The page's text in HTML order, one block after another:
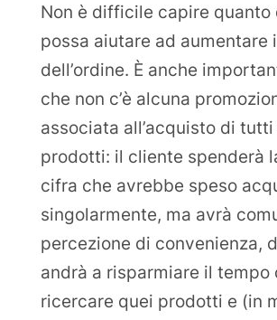
Non è difficile capire quanto
possa aiutare ad aumentare
dell’ordine. È anche
che non c’è alcuna
associata all’acquisto di
prodotti: il cliente spenderà
cifra che avrebbe speso
singolarmente, ma avrà
percezione di convenienza,
andrà a risparmiare il tempo
ricercare quei prodotti e (in